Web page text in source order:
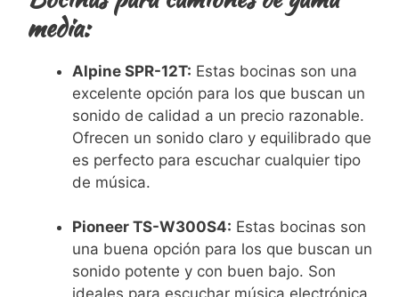
media:
Alpine SPR-12T: Estas bocinas son una
excelente opción para los que buscan un
sonido de calidad a un precio razonable.
Ofrecen un sonido claro y equilibrado que
es perfecto para escuchar cualquier tipo
de música.
Pioneer TS-W300S4: Estas bocinas son
una buena opción para los que buscan un
sonido potente y con buen bajo. Son